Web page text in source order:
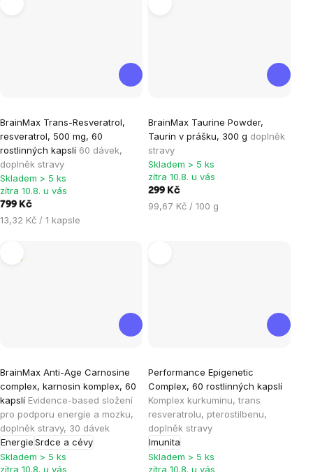
BrainMax Trans-Resveratrol,
resveratrol, 500 mg, 60
rostlinných kapslí 60 dávek,
doplněk stravy
hodnocení
produktu
je
4,5
z
Skladem > 5 ks
zítra 10.8. u vás
799 Kč
Měrná
13,32 Kč / 1 kapsle
BrainMax Taurine Powder,
Taurin v prášku, 300 g doplněk
stravy
Skladem > 5 ks
zítra 10.8. u vás
299 Kč
Měrná
99,67 Kč / 100 g
BrainMax Anti-Age Carnosine
complex, karnosin komplex, 60
kapslí Evidence-based složení
pro podporu energie a mozku,
doplněk stravy, 30 dávek
EnergieSrdce a cévy
hodnocení
produktu
je
5,0
z
5
Skladem > 5 ks
zítra 10.8. u vás
Performance Epigenetic
Complex, 60 rostlinných kapslí
Komplex kurkuminu, trans
resveratrolu, pterostilbenu,
doplněk stravy
Imunita
hodnocení
produktu
je
5,0
z
5
Skladem > 5 ks
zítra 10.8. u vás